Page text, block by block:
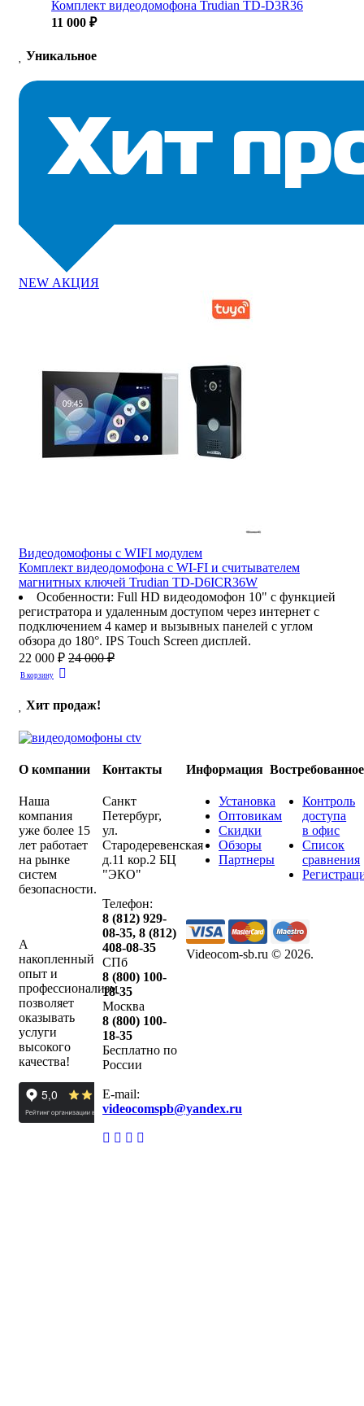
Комплект видеодомофона Trudian TD-D3R36
11 000 ₽
Уникальное
NEW АКЦИЯ
Видеодомофоны c WIFI модулем
Комплект видеодомофона с WI-FI и считывателем
магнитных ключей Trudian TD-D6ICR36W
Особенности: Full HD видеодомофон 10" с функцией
регистратора и удаленным доступом через интернет с
подключением 4 камер и вызывных панелей с углом
обзора до 180°. IPS Touch Screen дисплей.
22 000 ₽ 24 000 ₽
В корзину
Хит продаж!
О компании
Наша
компания
уже более 15
лет работает
на рынке
систем
безопасности.
А
накопленный
опыт и
профессионализм
позволяет
оказывать
услуги
высокого
качества!
Контакты
Санкт
Петербург,
ул.
Стародеревенская
д.11 кор.2 БЦ
"ЭКО"
Телефон:
8 (812) 929-
08-35,8 (812)
408-08-35
СПб
8 (800) 100-
18-35
Москва
8 (800) 100-
18-35
Бесплатно по
России
E-mail:
videocomspb@yandex.ru
Информация
Установка
Оптовикам
Скидки
Обзоры
Партнеры
Востребованное
Контроль
доступа
в офис
Список
сравнения
Videocom-sb.ru © 2026.